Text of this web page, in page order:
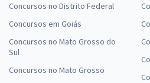
Concursos no Distrito Federal
Concursos em Goiás
Concursos no Mato Grosso do
Sul
Concursos no Mato Grosso